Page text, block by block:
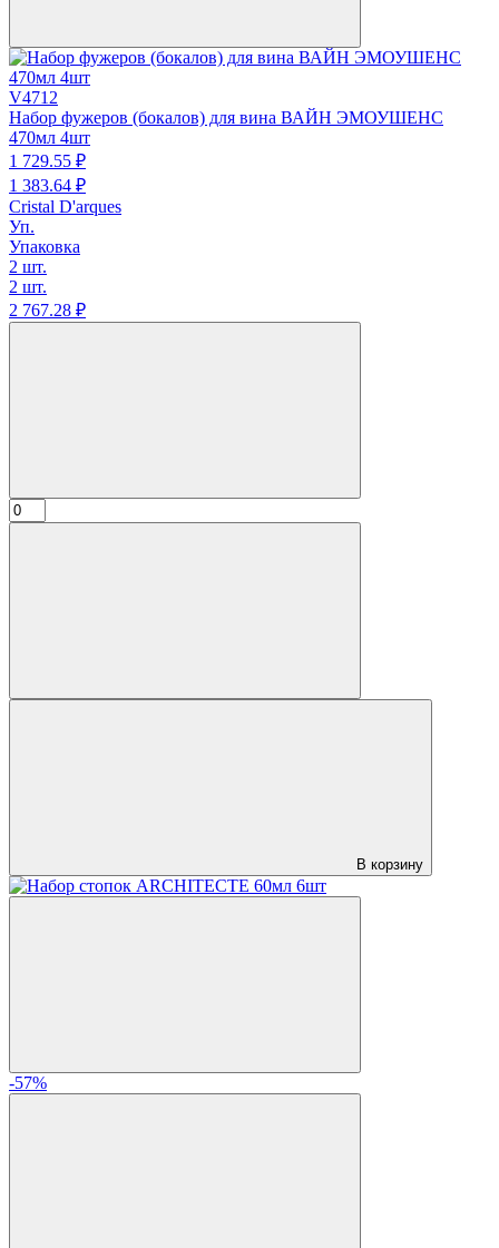
V4712
Набор фужеров (бокалов) для вина ВАЙН ЭМОУШЕНС
470мл 4шт
1 729.55 ₽
1 383.64 ₽
Cristal D'arques
Уп.
Упаковка
2 шт.
2 шт.
2 767.28 ₽
В корзину
-57%